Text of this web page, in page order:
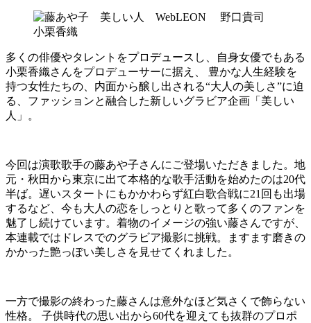
多くの俳優やタレントをプロデュースし、自身女優でもある
小栗香織さんをプロデューサーに据え、 豊かな人生経験を
持つ女性たちの、内面から醸し出される“大人の美しさ”に迫
る、ファッションと融合した新しいグラビア企画「美しい
人」。
今回は演歌歌手の藤あや子さんにご登場いただきました。地
元・秋田から東京に出て本格的な歌手活動を始めたのは20代
半ば。遅いスタートにもかかわらず紅白歌合戦に21回も出場
するなど、今も大人の恋をしっとりと歌って多くのファンを
魅了し続けています。着物のイメージの強い藤さんですが、
本連載ではドレスでのグラビア撮影に挑戦。ますます磨きの
かかった艶っぽい美しさを見せてくれました。
一方で撮影の終わった藤さんは意外なほど気さくで飾らない
性格。 子供時代の思い出から60代を迎えても抜群のプロポ